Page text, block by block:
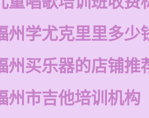
州学尤克里里多少
州买乐器的店铺推
州市吉他培训机构